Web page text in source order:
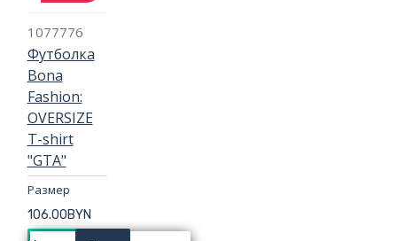
1077776
Футболка
Bona
Fashion:
OVERSIZE
T-shirt
"GTA"
Размер
106.00BYN